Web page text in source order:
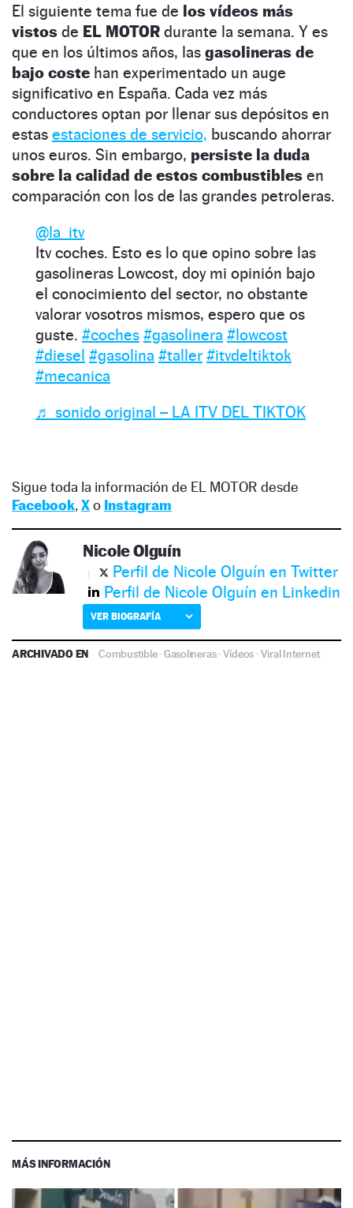
El siguiente tema fue de los vídeos más
vistos de EL MOTOR durante la semana. Y es
que en los últimos años, las gasolineras de
bajo coste han experimentado un auge
significativo en España. Cada vez más
conductores optan por llenar sus depósitos en
estas estaciones de servicio, buscando ahorrar
unos euros. Sin embargo, persiste la duda
sobre la calidad de estos combustibles en
comparación con los de las grandes petroleras.
@la_itv
Itv coches. Esto es lo que opino sobre las
gasolineras Lowcost, doy mi opinión bajo
el conocimiento del sector, no obstante
valorar vosotros mismos, espero que os
guste. #coches #gasolinera #lowcost
#diesel #gasolina #taller #itvdeltiktok
#mecanica
♬ sonido original – LA ITV DEL TIKTOK
Sigue toda la información de EL MOTOR desde
Facebook, Xo Instagram
Nicole Olguín
Perfil de Nicole Olguín en Twitter
Perfil de Nicole Olguín en Linkedin
VER BIOGRAFÍA
ARCHIVADO EN Combustible·Gasolineras·Vídeos ·Viral Internet
MÁS INFORMACIÓN